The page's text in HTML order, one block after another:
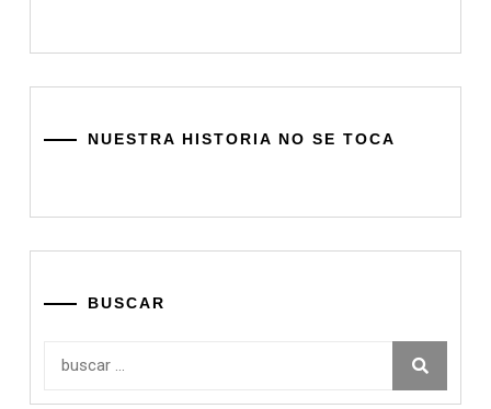
NUESTRA HISTORIA NO SE TOCA
BUSCAR